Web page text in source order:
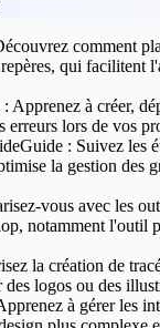
comment
qui facilitent
: Apprenez à créer,
erreurs lors de vos
: Suivez les
la gestion des
vous avec les
notamment l'outil
la création de
logos ou des
à gérer les